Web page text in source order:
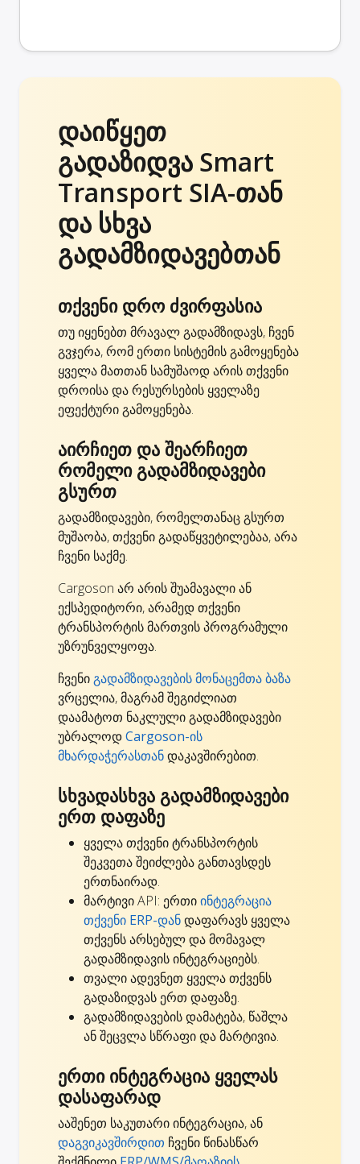
დაიწყეთ
გადაზიდვა Smart
Transport SIA-თან
და სხვა
გადამზიდავებთან
თქვენი დრო ძვირფასია
თუ იყენებთ მრავალ გადამზიდავს, ჩვენ
გვჯერა, რომ ერთი სისტემის გამოყენება
ყველა მათთან სამუშაოდ არის თქვენი
დროისა და რესურსების ყველაზე
ეფექტური გამოყენება.
აირჩიეთ და შეარჩიეთ
რომელი გადამზიდავები
გსურთ
გადამზიდავები, რომელთანაც გსურთ
მუშაობა, თქვენი გადაწყვეტილებაა, არა
ჩვენი საქმე.
Cargoson არ არის შუამავალი ან
ექსპედიტორი, არამედ თქვენი
ტრანსპორტის მართვის პროგრამული
უზრუნველყოფა.
ჩვენიგადამზიდავების მონაცემთა ბაზა
ვრცელია, მაგრამ შეგიძლიათ
დაამატოთ ნაკლული გადამზიდავები
უბრალოდCargoson-ის
მხარდაჭერასთანდაკავშირებით.
სხვადასხვა გადამზიდავები
ერთ დაფაზე
ყველა თქვენი ტრანსპორტის
შეკვეთა შეიძლება განთავსდეს
ერთნაირად.
მარტივი API: ერთიინტეგრაცია
თქვენი ERP-დანდაფარავს ყველა
თქვენს არსებულ და მომავალ
გადამზიდავის ინტეგრაციებს.
თვალი ადევნეთ ყველა თქვენს
გადაზიდვას ერთ დაფაზე.
გადამზიდავების დამატება, წაშლა
ან შეცვლა სწრაფი და მარტივია.
ერთი ინტეგრაცია ყველას
დასაფარად
ააშენეთ საკუთარი ინტეგრაცია, ან
დაგვიკავშირდით ჩვენი წინასწარ